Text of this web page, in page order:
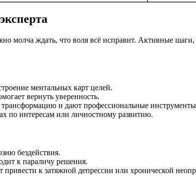
молча ждать, что воля всё исправит. Активные
ментальных карт целей.
вернуть уверенность.
и дают профессиональные
по интересам или личностному развитию.
бездействия.
к параличу решения.
к затяжной депрессии или хронической